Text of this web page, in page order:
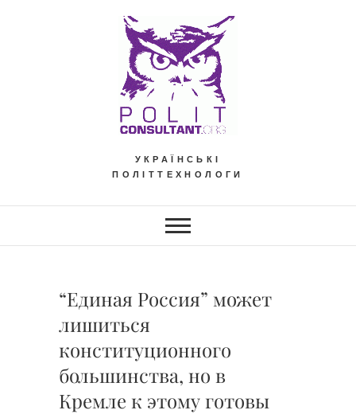
УКРАЇНСЬКІ
ПОЛІТТЕХНОЛОГИ
“Единая Россия” может
лишиться
конституционного
большинства, но в
Кремле к этому готовы